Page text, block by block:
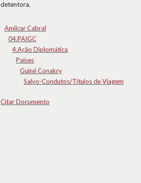
detentora.
Amílcar Cabral
04.PAIGC
4.Ação Diplomática
Países
Guiné Conakry
Salvo-Condutos/Títulos de Viagem
Citar Documento